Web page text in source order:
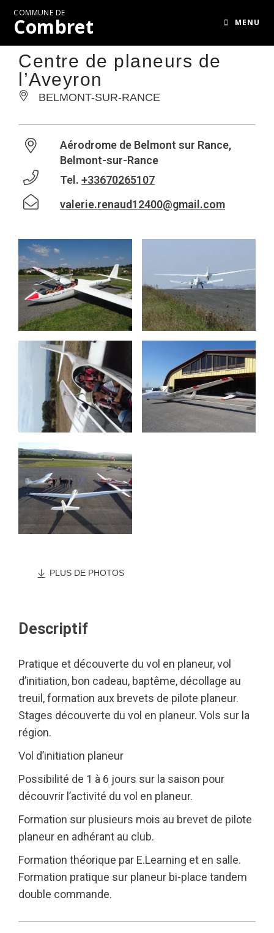
COMMUNE DE
Combret MENU
Centre de planeurs de
l’Aveyron
BELMONT-SUR-RANCE
Aérodrome de Belmont sur Rance,
Belmont-sur-Rance
Tel. +33670265107
valerie.renaud12400@gmail.com
PLUS DE PHOTOS
Descriptif
Pratique et découverte du vol en planeur, vol
d’initiation, bon cadeau, baptême, décollage au
treuil, formation aux brevets de pilote planeur.
Stages découverte du vol en planeur. Vols sur la
région.
Vol d’initiation planeur
Possibilité de 1 à 6 jours sur la saison pour
découvrir l’activité du vol en planeur.
Formation sur plusieurs mois au brevet de pilote
planeur en adhérant au club.
Formation théorique par E.Learning et en salle.
Formation pratique sur planeur bi-place tandem
double commande.